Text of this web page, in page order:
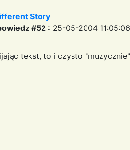
Story
#52 : 25-05-2004
tekst, to i czysto